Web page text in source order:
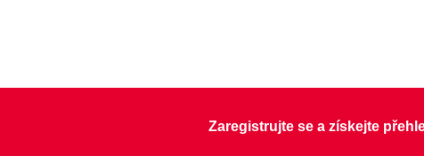
Zaregistrujte se a získejte